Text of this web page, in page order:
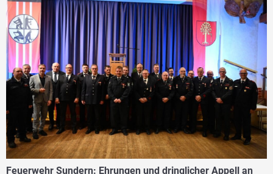
Feuerwehr Sundern: Ehrungen und dringlicher Appell an